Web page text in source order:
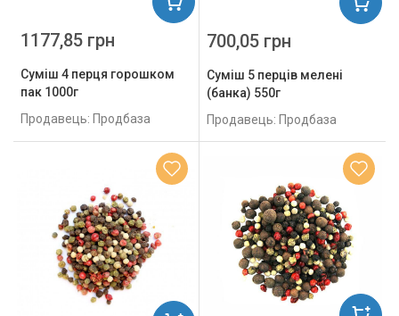
Суміш 4 перця горошком
пак 1000г
Продавець: Продбаза
1177,85 грн
Суміш 5 перців мелені
(банка) 550г
Продавець: Продбаза
700,05 грн